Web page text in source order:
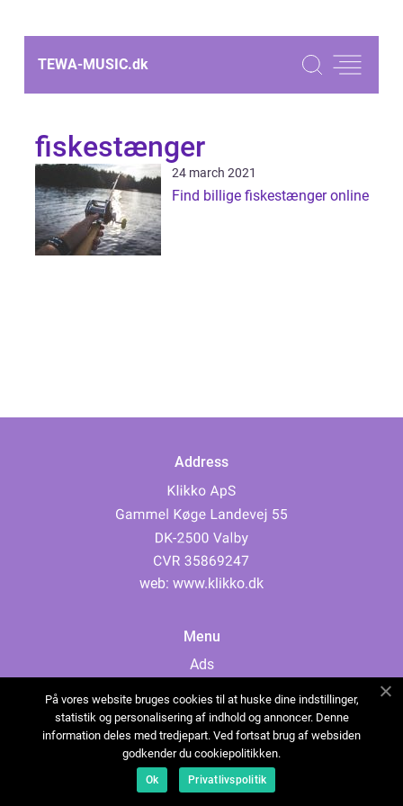
TEWA-MUSIC.dk
fiskestænger
24 march 2021
Find billige fiskestænger online
Address
web: www.klikko.dk
Menu
Ads
Cookies
Contact
Sitemap
På vores website bruges cookies til at huske dine indstillinger,
statistik og personalisering af indhold og annoncer. Denne
information deles med tredjepart. Ved fortsat brug af websiden
godkender du cookiepolitikken.
Ok Privatlivspolitik